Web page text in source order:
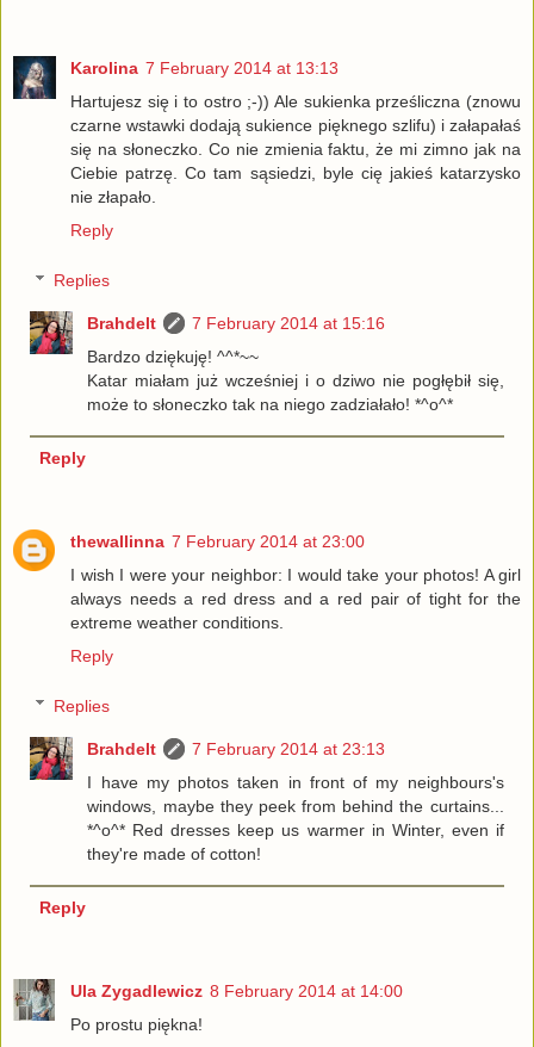
Karolina 7 February 2014 at 13:13
Hartujesz się i to ostro ;-)) Ale sukienka prześliczna (znowu
czarne wstawki dodają sukience pięknego szlifu) i załapałaś
się na słoneczko. Co nie zmienia faktu, że mi zimno jak na
Ciebie patrzę. Co tam sąsiedzi, byle cię jakieś katarzysko
nie złapało.
Reply
Replies
Brahdelt
7 February 2014 at 15:16
Bardzo dziękuję! ^^*~~
Katar miałam już wcześniej i o dziwo nie pogłębił się,
może to słoneczko tak na niego zadziałało! *^o^*
Reply
thewallinna 7 February 2014 at 23:00
I wish I were your neighbor: I would take your photos! A girl
always needs a red dress and a red pair of tight for the
extreme weather conditions.
Reply
Replies
Brahdelt
7 February 2014 at 23:13
I have my photos taken in front of my neighbours's
windows, maybe they peek from behind the curtains...
*^o^* Red dresses keep us warmer in Winter, even if
they're made of cotton!
Reply
Ula Zygadlewicz 8 February 2014 at 14:00
Po prostu piękna!